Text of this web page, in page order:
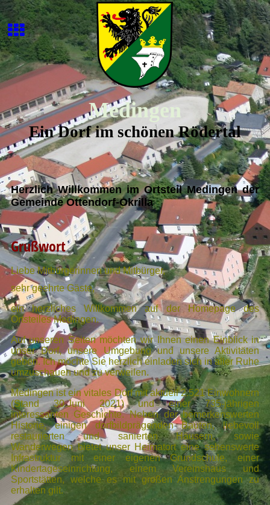
Medingen
Ein Dorf im schönen Rödertal
Herzlich Willkommen im Ortsteil Medingen der
Gemeinde Ottendorf-Okrilla
Grußwort
Liebe Mitbürgerinnen und Mitbürger,
sehr geehrte Gäste,
ein herzliches Willkommen auf der Homepage des
Ortsteiles Medingen.
Auf unseren Seiten möchten wir Ihnen einen Einblick in
unser Dorf, unsere Umgebung und unsere Aktivitäten
geben. Ich möchte Sie herzlich einladen sich in aller Ruhe
umzuschauen und zu verweilen.
Medingen ist ein vitales Dorf mit aktuell 2.521 Einwohnern
(Stand 30.Juni 2021) und einer 735-jährigen
interessanten Geschichte. Neben der bemerkenswerten
Historie, einigen dorfbildprägenden Bauten, liebevoll
restaurierten und sanierten Häusern, sowie
Wanderwegen bietet unser Heimatort eine sehenswerte
Infrastruktur mit einer eigenen Grundschule, einer
Kindertageseinrichtung, einem Vereinshaus und
Sportstätten, welche es mit großen Anstrengungen zu
erhalten gilt.